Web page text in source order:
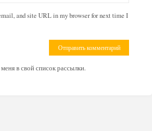
and site URL in my browser for next time I
в свой список рассылки.